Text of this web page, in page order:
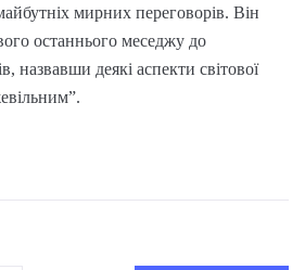
мирних переговорів. Він
останнього меседжу до
назвавши деякі аспекти світової